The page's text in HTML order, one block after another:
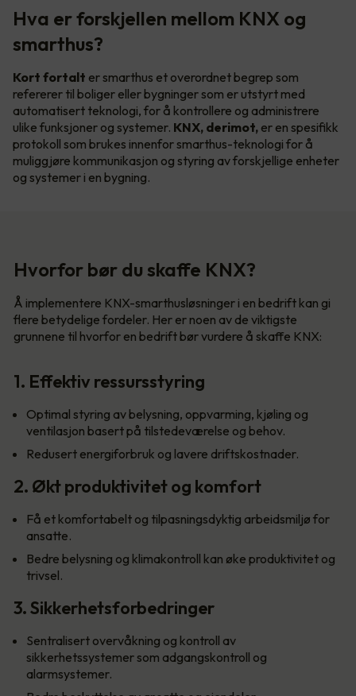
Hva er forskjellen mellom KNX og
smarthus?
Kort fortalt er smarthus et overordnet begrep som
refererer til boliger eller bygninger som er utstyrt med
automatisert teknologi, for å kontrollere og administrere
ulike funksjoner og systemer. KNX, derimot, er en spesifikk
protokoll som brukes innenfor smarthus-teknologi for å
muliggjøre kommunikasjon og styring av forskjellige enheter
og systemer i en bygning.
Hvorfor bør du skaffe KNX?
Å implementere KNX-smarthusløsninger i en bedrift kan gi
flere betydelige fordeler. Her er noen av de viktigste
grunnene til hvorfor en bedrift bør vurdere å skaffe KNX:
1. Effektiv ressursstyring
Optimal styring av belysning, oppvarming, kjøling og
ventilasjon basert på tilstedeværelse og behov.
Redusert energiforbruk og lavere driftskostnader.
2. Økt produktivitet og komfort
Få et komfortabelt og tilpasningsdyktig arbeidsmiljø for
ansatte.
Bedre belysning og klimakontroll kan øke produktivitet og
trivsel.
3. Sikkerhetsforbedringer
Sentralisert overvåkning og kontroll av
sikkerhetssystemer som adgangskontroll og
alarmsystemer.